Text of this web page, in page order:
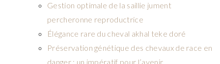
Gestion optimale de la saillie jument
percheronne reproductrice
Élégance rare du cheval akhal teke doré
Préservation génétique des chevaux de race en
danger : un impératif pour l’avenir